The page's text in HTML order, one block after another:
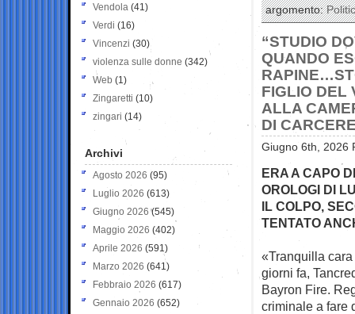
argomento:
“STUDIO
QUANDO
FIGLIO DEL
ALLA
DI
Giugno 6th, 2026
ERA A CAPO
OROLOGI DI
IL COLPO,
TENTATO
«Tranquilla
giorni fa,
Bayron Fire.
criminale a fare
Vendola (41)
Verdi (16)
Vincenzi (30)
violenza sulle donne (342)
Web (1)
Zingaretti (10)
zingari (14)
Archivi
Agosto 2026 (95)
Luglio 2026 (613)
Giugno 2026 (545)
Maggio 2026 (402)
Aprile 2026 (591)
Marzo 2026 (641)
Febbraio 2026 (617)
Gennaio 2026 (652)